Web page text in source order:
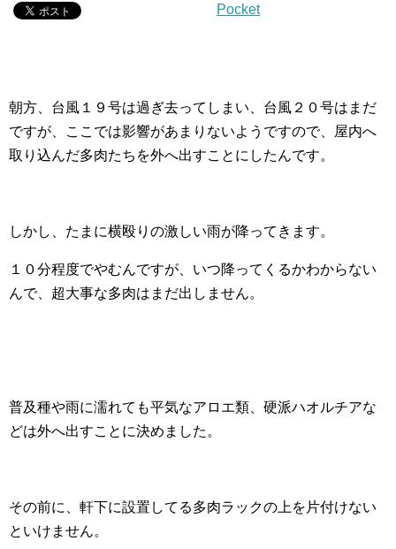
Pocket
朝方、台風１９号は過ぎ去ってしまい、台風２０号はまだ
ですが、ここでは影響があまりないようですので、屋内へ
取り込んだ多肉たちを外へ出すことにしたんです。
しかし、たまに横殴りの激しい雨が降ってきます。
１０分程度でやむんですが、いつ降ってくるかわからない
んで、超大事な多肉はまだ出しません。
普及種や雨に濡れても平気なアロエ類、硬派ハオルチアな
どは外へ出すことに決めました。
その前に、軒下に設置してる多肉ラックの上を片付けない
といけません。